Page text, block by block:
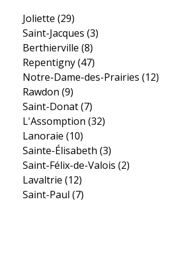
Joliette (29)
Saint-Jacques (3)
Berthierville (8)
Repentigny(47)
Notre-Dame-des-Prairies (12)
Rawdon (9)
Saint-Donat(7)
L'Assomption (32)
Lanoraie (10)
Sainte-Élisabeth (3)
Saint-Félix-de-Valois (2)
Lavaltrie (12)
Saint-Paul (7)